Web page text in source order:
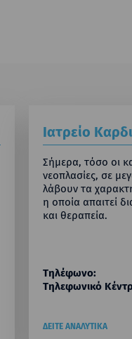
Ιατρείο
Σήμερα, τόσο οι
νεοπλασίες, σε
λάβουν τα
η οποία απαιτεί
και θεραπεία.
Τηλέφωνο:
Τηλεφωνικό
ΔΕΙΤΕ ΑΝΑΛΥΤΙΚΑ